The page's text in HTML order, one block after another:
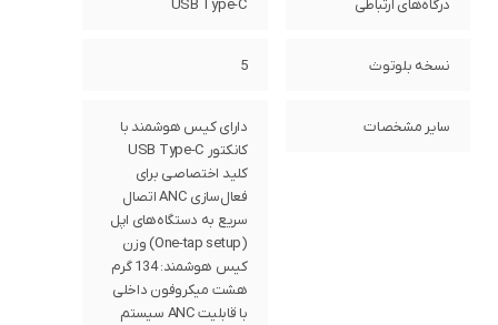
درگاه‌های ارتباطی USB Type-C
نسخه بلوتوث 5
سایر مشخصات
دارای کیس هوشمند با
کانکتور USB Type-C
کلید اختصاصی برای
فعال‌سازی ANC اتصال
سریع به دستگاه‌های اپل
(One-tap setup) وزن
کیس هوشمند: 134 گرم
هشت میکروفون داخلی
با قابلیت ANC سیستم